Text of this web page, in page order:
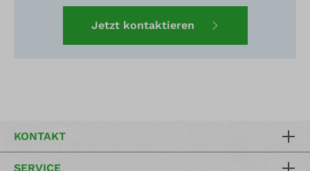
Jetzt kontaktieren
KONTAKT
SERVICE